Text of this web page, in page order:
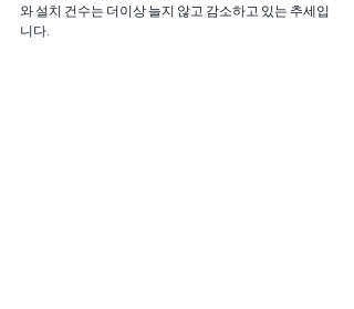
와 설치 건수는 더이상 늘지 않고 감소하고 있는 추세입
니다.